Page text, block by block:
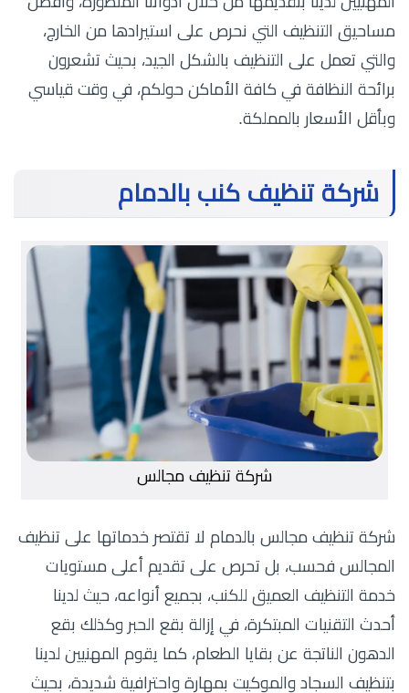
مساحيق التنظيف التي نحرص على استيرادها من الخارج،
والتي تعمل على التنظيف بالشكل الجيد، بحيث تشعرون
برائحة النظافة في كافة الأماكن حولكم، في وقت قياسي
وبأقل الأسعار بالمملكة.
شركة تنظيف كنب بالدمام
شركة تنظيف مجالس
شركة تنظيف مجالس بالدمام لا تقتصر خدماتها على تنظيف
المجالس فحسب، بل تحرص على تقديم أعلى مستويات
خدمة التنظيف العميق للكنب، بجميع أنواعه، حيث لدينا
أحدث التقنيات المبتكرة، في إزالة بقع الحبر وكذلك بقع
الدهون الناتجة عن بقايا الطعام، كما يقوم المهنيين لدينا
بتنظيف السجاد والموكيت بمهارة واحترافية شديدة، بحيث